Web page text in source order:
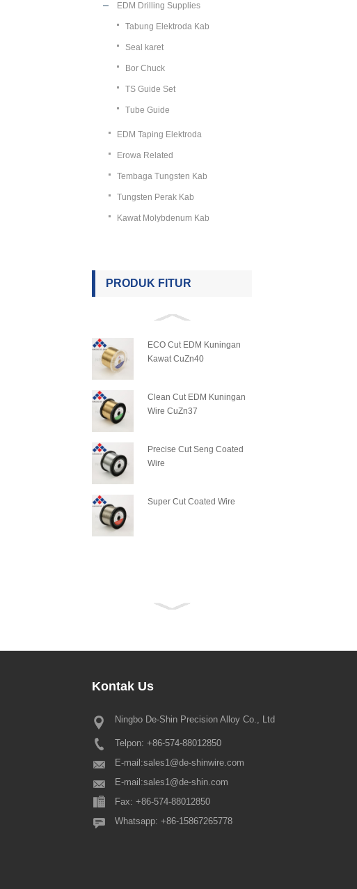
EDM Drilling Supplies
Tabung Elektroda Kab
Seal karet
Bor Chuck
TS Guide Set
Tube Guide
EDM Taping Elektroda
Erowa Related
Tembaga Tungsten Kab
Tungsten Perak Kab
Kawat Molybdenum Kab
PRODUK FITUR
ECO Cut EDM Kuningan
Kawat CuZn40
Clean Cut EDM Kuningan
Wire CuZn37
Precise Cut Seng Coated
Wire
Super Cut Coated Wire
Kontak Us
Ningbo De-Shin Precision Alloy Co., Ltd
Telpon: +86-574-88012850
E-mail:sales1@de-shinwire.com
E-mail:sales1@de-shin.com
Fax: +86-574-88012850
Whatsapp: +86-15867265778
Kabar Liburan Festival Musim Semi 2022
Para pelanggan ingkang kinurmatan, Festival
Musim Semi tradisional Tionghoa badhe rawuh
punika kados ing ngandhap punika: 1.
Produksi+Teknik+QA: fr...